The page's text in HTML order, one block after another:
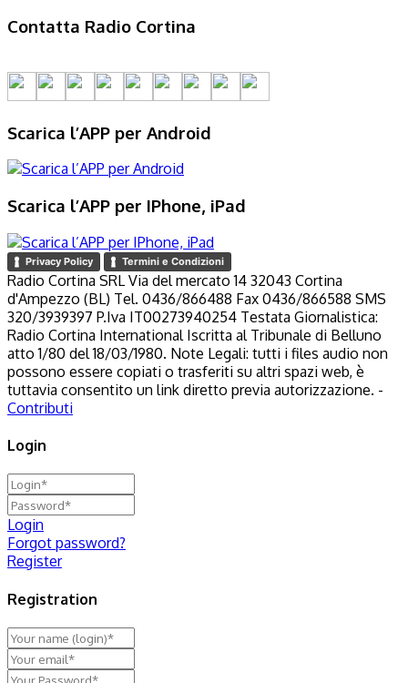
Contatta Radio Cortina
Scarica l’APP per Android
Scarica l’APP per IPhone, iPad
Privacy Policy Termini e Condizioni
Radio Cortina SRL Via del mercato 14 32043 Cortina
d'Ampezzo (BL) Tel. 0436/866488 Fax 0436/866588 SMS
320/3939397 P.Iva IT00273940254 Testata Giornalistica:
Radio Cortina International Iscritta al Tribunale di Belluno
atto 1/80 del 18/03/1980. Note Legali: tutti i files audio non
possono essere copiati o trasferiti su altri spazi web, è
tuttavia consentito un link diretto previa autorizzazione. -
Contributi
Login
Login
Forgot password?
Register
Registration